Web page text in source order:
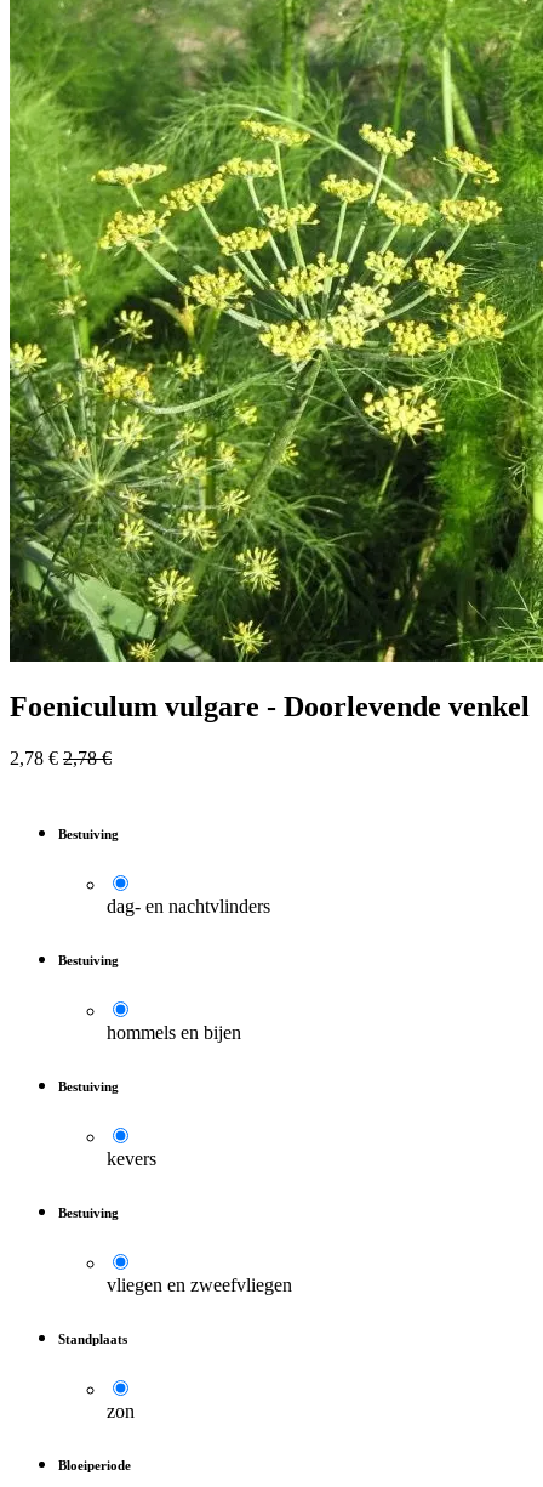
Foeniculum vulgare - Doorlevende venkel
2,78 € 2,78€
Bestuiving
dag- en nachtvlinders
Bestuiving
hommels en bijen
Bestuiving
kevers
Bestuiving
vliegen en zweefvliegen
Standplaats
zon
Bloeiperiode